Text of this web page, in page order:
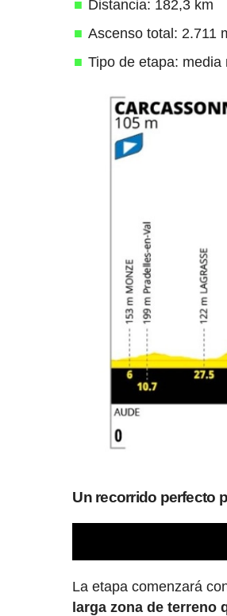
Distancia: 182,3 km
Ascenso total: 2.711
Tipo de etapa: media
Un recorrido perfecto
La etapa comenzará
larga zona de terreno